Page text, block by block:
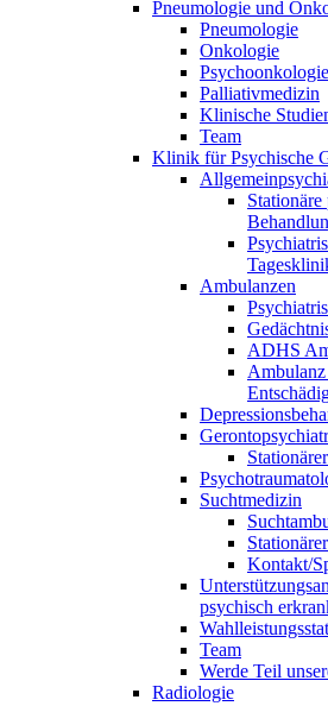
Pneumologie und
Pneumologie
Onkologie
Psychoonkologie
Palliativmedizin
Klinische
Team
Klinik für Psychische
Ambulanzen
ADHS
Suchtmedizin
Kontakt/
psychisch
Team
Werde Teil
Radiologie